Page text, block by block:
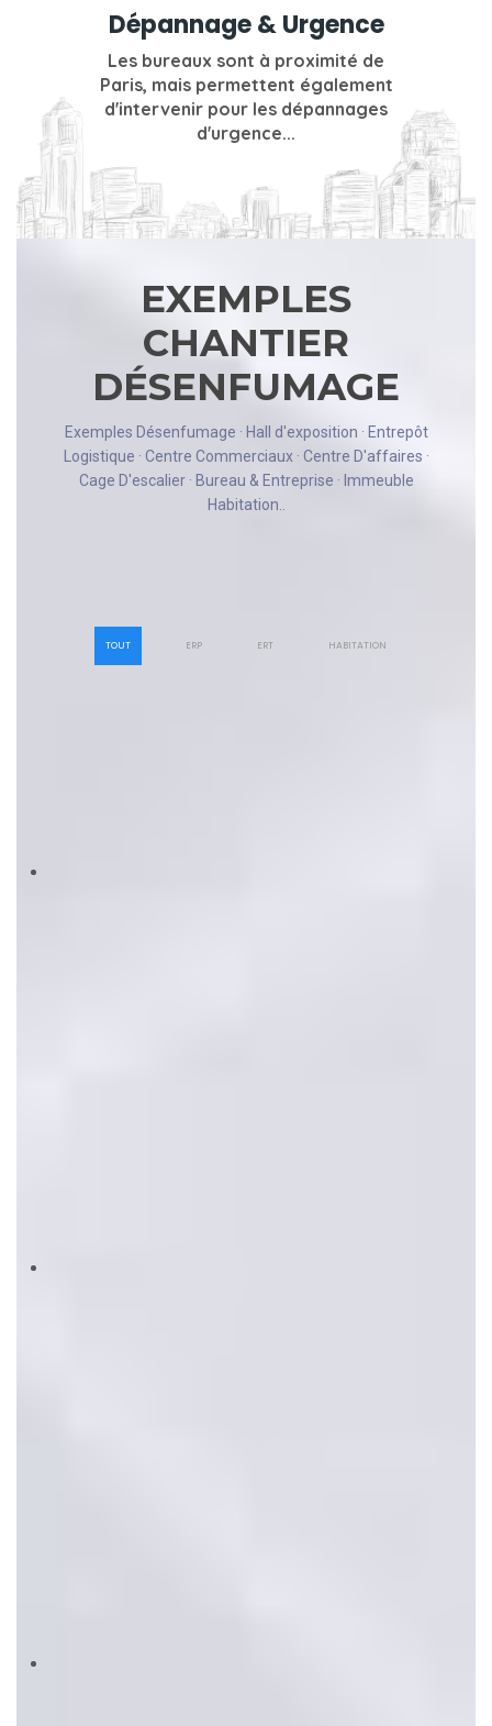
Dépannage & Urgence
Les bureaux sont à proximité de
Paris, mais permettent également
d'intervenir pour les dépannages
d'urgence...
EXEMPLES
CHANTIER
DÉSENFUMAGE
Exemples Désenfumage · Hall d'exposition · Entrepôt
Logistique · Centre Commerciaux · Centre D'affaires ·
Cage D'escalier · Bureau & Entreprise · Immeuble
Habitation..
TOUT ERP ERT HABITATION